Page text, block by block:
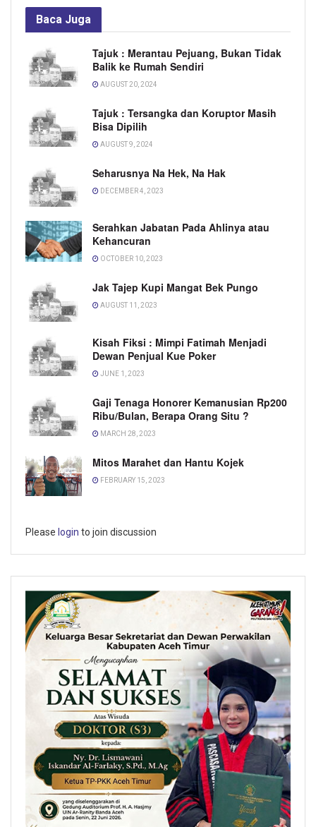
Baca Juga
Tajuk : Merantau Pejuang, Bukan Tidak
Balik ke Rumah Sendiri
AUGUST 20, 2024
Tajuk : Tersangka dan Koruptor Masih
Bisa Dipilih
AUGUST 9, 2024
Seharusnya Na Hek, Na Hak
DECEMBER 4, 2023
Serahkan Jabatan Pada Ahlinya atau
Kehancuran
OCTOBER 10, 2023
Jak Tajep Kupi Mangat Bek Pungo
AUGUST 11, 2023
Kisah Fiksi : Mimpi Fatimah Menjadi
Dewan Penjual Kue Poker
JUNE 1, 2023
Gaji Tenaga Honorer Kemanusian Rp200
Ribu/Bulan, Berapa Orang Situ ?
MARCH 28, 2023
Mitos Marahet dan Hantu Kojek
FEBRUARY 15, 2023
Please login to join discussion